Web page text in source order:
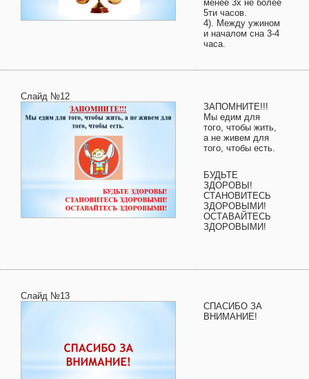
менее 3х не более
5ти часов.
4). Между ужином
и началом сна 3-4
часа.
Слайд №12
ЗАПОМНИТЕ!!!
Мы едим для
того, чтобы жить,
а не живем для
того, чтобы есть.
БУДЬТЕ
ЗДОРОВЫ!
СТАНОВИТЕСЬ
ЗДОРОВЫМИ!
ОСТАВАЙТЕСЬ
ЗДОРОВЫМИ!
Слайд №13
СПАСИБО ЗА
ВНИМАНИЕ!